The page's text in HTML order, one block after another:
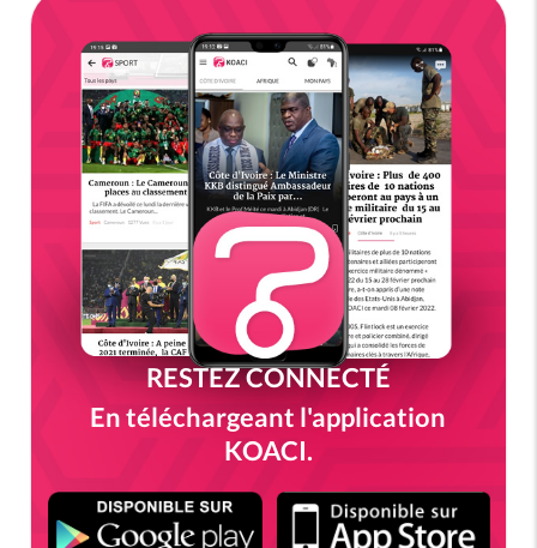
RESTEZ CONNECTÉ
En téléchargeant l'application
KOACI.